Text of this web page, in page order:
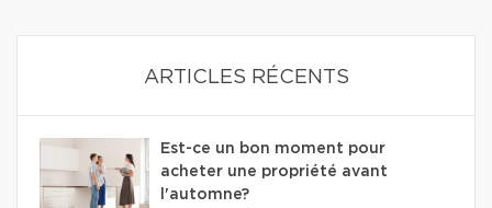
ARTICLES RÉCENTS
Est-ce un bon moment pour
acheter une propriété avant
l'automne?